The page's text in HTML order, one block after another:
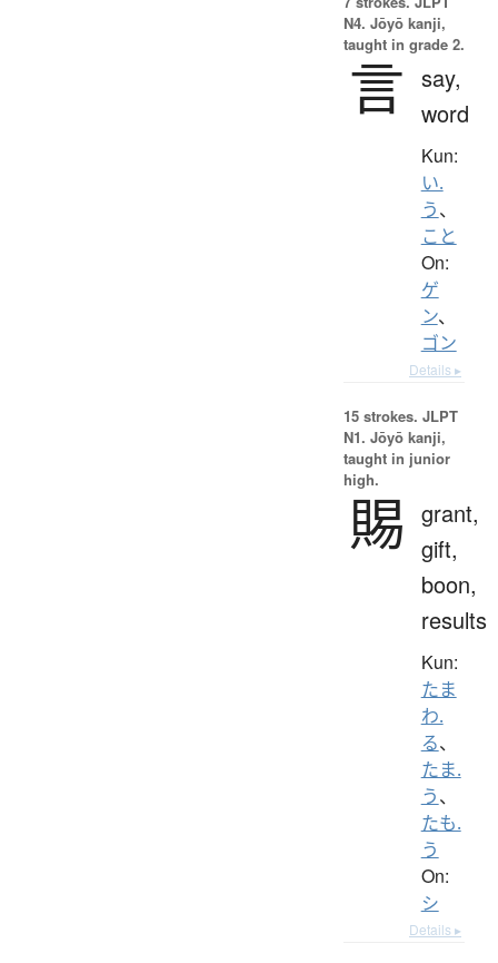
N4. Jōyō kanji,
taught in grade 2.
言 say,
word
Kun:
い.
う、
こと
On:
ゲ
ン、
ゴン
Details ▸
15 strokes. JLPT
N1. Jōyō kanji,
taught in junior
high.
賜 grant,
gift,
boon,
results
Kun:
たま
わ.
る、
たま.
う、
たも.
う
On:
シ
Details ▸